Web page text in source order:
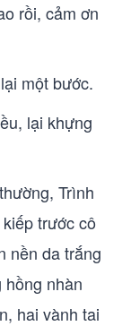
rồi, cảm ơn
một bước.
lại khựng
Trình
trước cô
nền da trắng
nhàn
hai vành tai